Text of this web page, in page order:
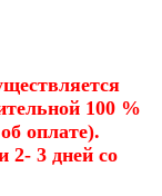
100 %
оплате).
2- 3 дней со